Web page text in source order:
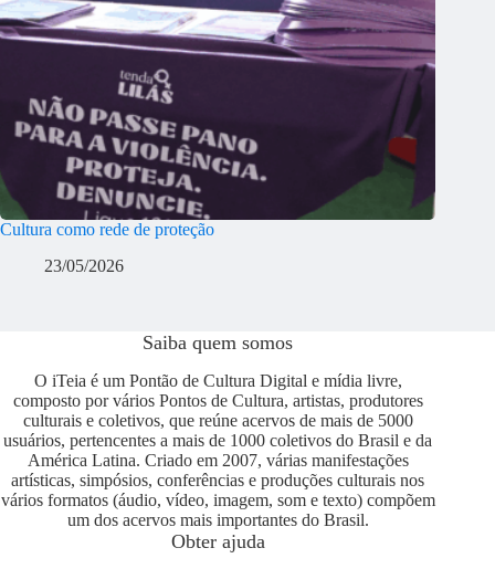
Cultura como rede de proteção
23/05/2026
Saiba quem somos
O iTeia é um Pontão de Cultura Digital e mídia livre,
composto por vários Pontos de Cultura, artistas, produtores
culturais e coletivos, que reúne acervos de mais de 5000
usuários, pertencentes a mais de 1000 coletivos do Brasil e da
América Latina. Criado em 2007, várias manifestações
artísticas, simpósios, conferências e produções culturais nos
vários formatos (áudio, vídeo, imagem, som e texto) compõem
um dos acervos mais importantes do Brasil.
Obter ajuda